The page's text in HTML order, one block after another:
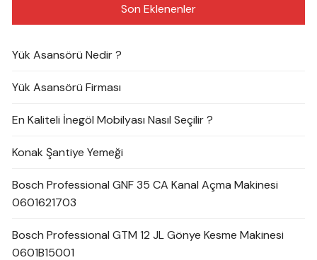
Son Eklenenler
Yük Asansörü Nedir ?
Yük Asansörü Firması
En Kaliteli İnegöl Mobilyası Nasıl Seçilir ?
Konak Şantiye Yemeği
Bosch Professional GNF 35 CA Kanal Açma Makinesi
0601621703
Bosch Professional GTM 12 JL Gönye Kesme Makinesi
0601B15001